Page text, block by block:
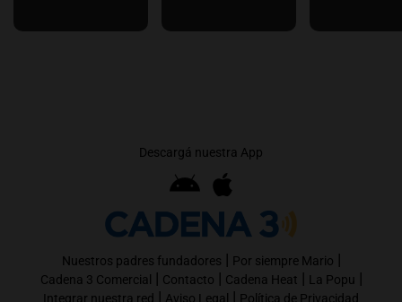
Descargá nuestra App
Nuestros padres fundadores | Por siempre Mario |
Cadena 3 Comercial | Contacto | Cadena Heat | La Popu |
Integrar nuestra red | Aviso Legal | Política de Privacidad